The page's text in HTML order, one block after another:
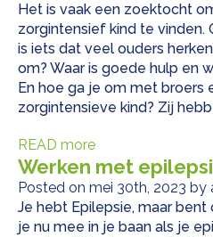
Het is vaak een zoektocht
zorgintensief kind te vinden.
is iets dat veel ouders
om? Waar is goede hulp en
En hoe ga je om met broers
zorgintensieve kind? Zij
READ more
Werken met
Posted on mei 30th, 2023 by
Je hebt Epilepsie, maar
je nu mee in je baan als je